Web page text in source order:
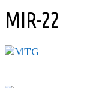
MIR-22